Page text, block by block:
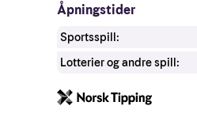
Åpningstider
Sportsspill:
Lotterier og andre spill: